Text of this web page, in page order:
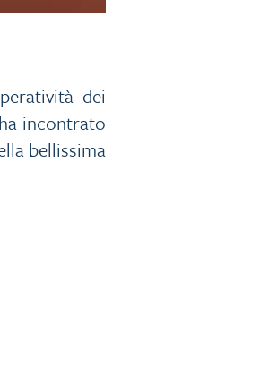
dei
ha incontrato
bellissima